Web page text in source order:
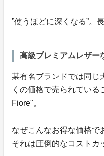
”使うほどに深くなる”。
高級プレミアムレザー
某有名ブランドでは同じ
くの価格で売られてい
Fiore"。
なぜこんなお得な価格で
それは圧倒的なコストカ